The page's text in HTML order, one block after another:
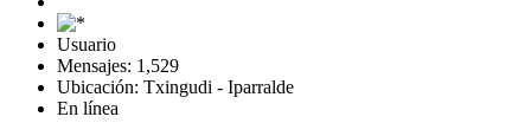
Usuario
Mensajes: 1,529
Ubicación: Txingudi - Iparralde
En línea